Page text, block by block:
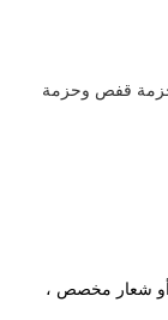
قفص وحزمة
أو شعار مخصص ،